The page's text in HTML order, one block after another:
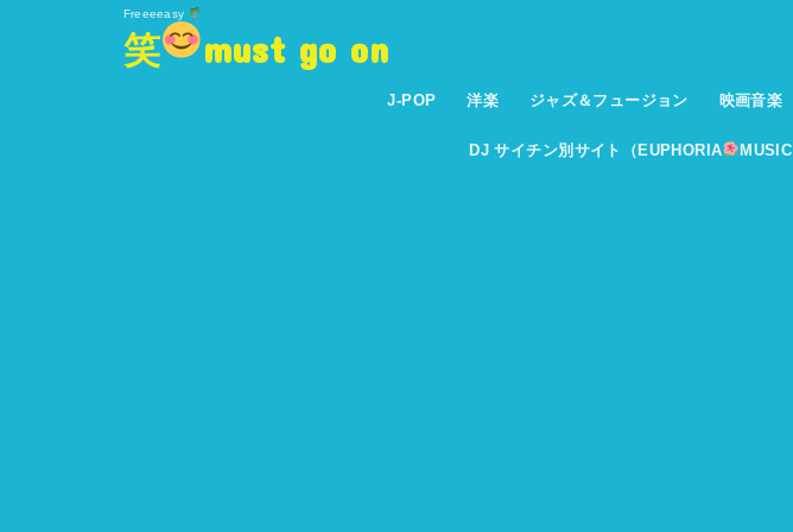
Freeeeasy
笑 must go on
J-POP 洋楽 ジャズ＆フュージョン 映画音楽
DJ サイチン別サイト（EUPHORIA MUSIC